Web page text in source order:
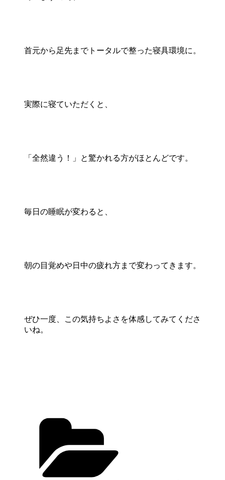
首元から足先までトータルで整った寝具環境に。
実際に寝ていただくと、
「全然違う！」と驚かれる方がほとんどです。
毎日の睡眠が変わると、
朝の目覚めや日中の疲れ方まで変わってきます。
ぜひ一度、この気持ちよさを体感してみてくださ
いね。